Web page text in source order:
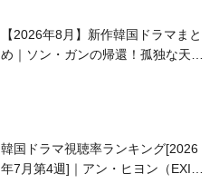
【2026年8月】新作韓国ドラマまと
め｜ソン・ガンの帰還！孤独な天才
韓国ドラマ視聴率ランキング[2026
年7月第4週]｜アン・ヒヨン（EXID